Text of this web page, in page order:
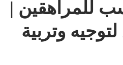
للمراهقين |
وتربية